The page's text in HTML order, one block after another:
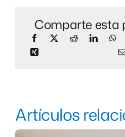
Comparte esta
Artículos